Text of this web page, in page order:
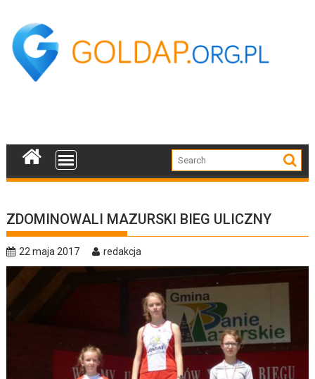
content
ZDOMINOWALI MAZURSKI BIEG ULICZNY
22 maja 2017 redakcja